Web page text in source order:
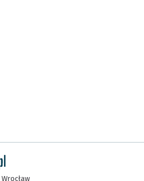
Wrocław